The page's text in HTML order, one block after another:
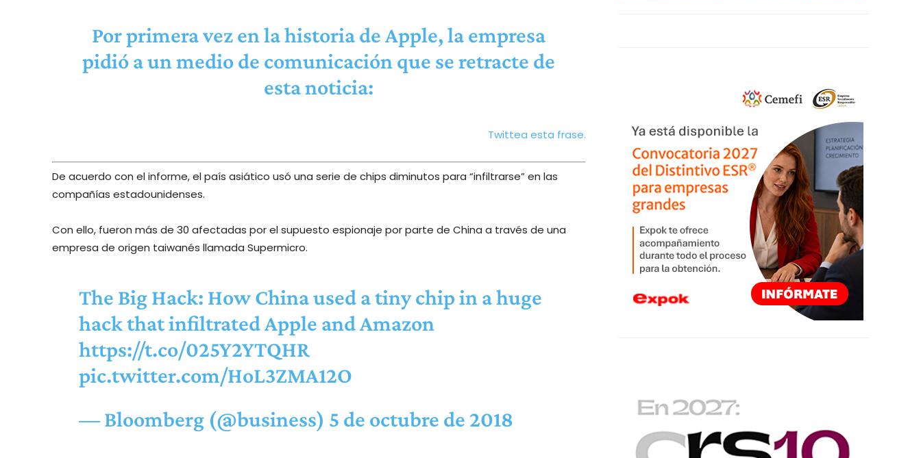
Por primera vez en la historia de Apple, la empresa
pidió a un medio de comunicación que se retracte de
esta noticia:
Twittea esta frase.
De acuerdo con el informe, el país asiático usó una serie de chips diminutos para “infiltrarse” en las
compañías estadounidenses.
Con ello, fueron más de 30 afectadas por el supuesto espionaje por parte de China a través de una
empresa de origen taiwanés llamada Supermicro.
The Big Hack: How China used a tiny chip in a huge
hack that infiltrated Apple and Amazon
https://t.co/025Y2YTQHR
pic.twitter.com/HoL3ZMA12O
— Bloomberg (@business) 5 de octubre de 2018